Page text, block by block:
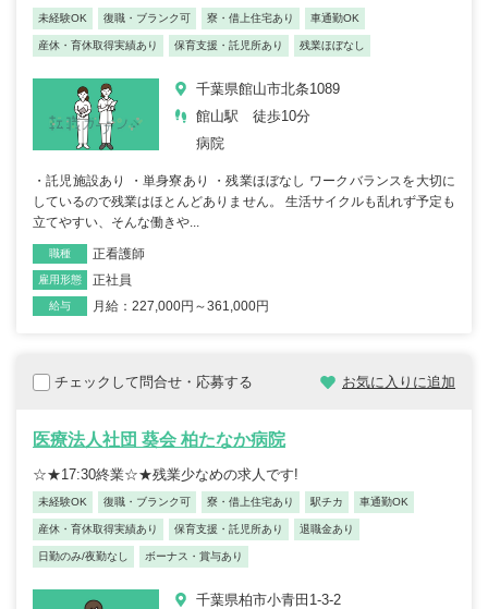
未経験OK 復職・ブランク可 寮・借上住宅あり 車通勤OK
産休・育休取得実績あり 保育支援・託児所あり 残業ほぼなし
千葉県館山市北条1089
館山駅 徒歩10分
病院
・託児施設あり ・単身寮あり ・残業ほぼなし ワークバランスを大切に
しているので残業はほとんどありません。 生活サイクルも乱れず予定も
立てやすい、そんな働きや...
職種 正看護師
雇用形態 正社員
給与 月給：227,000円～361,000円
チェックして問合せ・応募する お気に入りに追加
医療法人社団 葵会 柏たなか病院
☆★17:30終業☆★残業少なめの求人です!
未経験OK 復職・ブランク可 寮・借上住宅あり 駅チカ 車通勤OK
産休・育休取得実績あり 保育支援・託児所あり 退職金あり
日勤のみ/夜勤なし ボーナス・賞与あり
千葉県柏市小青田1-3-2